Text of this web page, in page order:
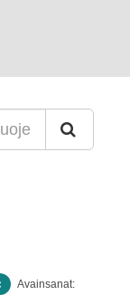
Avainsanat: